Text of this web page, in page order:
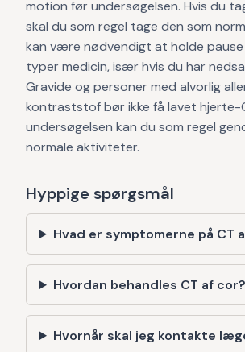
motion før undersøgelsen. Hvis du
skal du som regel tage den som
kan være nødvendigt at holde pause
typer medicin, især hvis du har
Gravide og personer med alvorlig
kontraststof bør ikke få lavet hjerte-
undersøgelsen kan du som regel
normale aktiviteter.
Hyppige spørgsmål
Hvad er symptomerne på CT
Hvordan behandles CT af cor?
Hvornår skal jeg kontakte